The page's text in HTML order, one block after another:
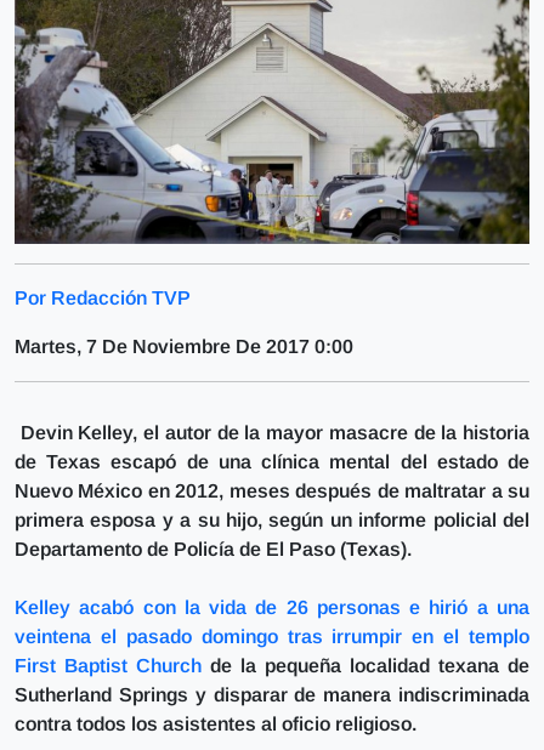
Por Redacción TVP
Martes, 7 De Noviembre De 2017 0:00
Devin Kelley, el autor de la mayor masacre de la historia
de Texas escapó de una clínica mental del estado de
Nuevo México en 2012, meses después de maltratar a su
primera esposa y a su hijo, según un informe policial del
Departamento de Policía de El Paso (Texas).
Kelley acabó con la vida de 26 personas e hirió a una
veintena el pasado domingo tras irrumpir en el templo
First Baptist Church de la pequeña localidad texana de
Sutherland Springs y disparar de manera indiscriminada
contra todos los asistentes al oficio religioso.